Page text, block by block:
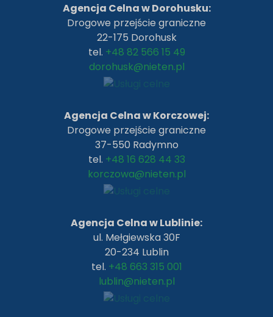
Agencja Celna w Dorohusku:
Drogowe przejście graniczne
22-175 Dorohusk
tel. +48 82 566 15 49
dorohusk@nieten.pl
Agencja Celna w Korczowej:
Drogowe przejście graniczne
37-550 Radymno
tel. +48 16 628 44 33
korczowa@nieten.pl
Agencja Celna w Lublinie:
ul. Mełgiewska 30F
20-234 Lublin
tel. +48 663 315 001
lublin@nieten.pl